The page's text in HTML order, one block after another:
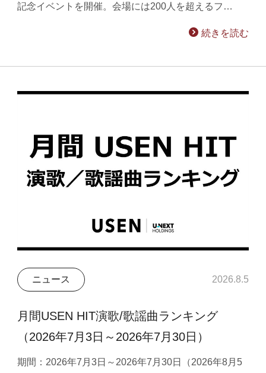
記念イベントを開催。会場には200人を超えるフ…
続きを読む
ニュース 2026.8.5
月間USEN HIT演歌/歌謡曲ランキング
（2026年7月3日～2026年7月30日）
期間：2026年7月3日～2026年7月30日（2026年8月5